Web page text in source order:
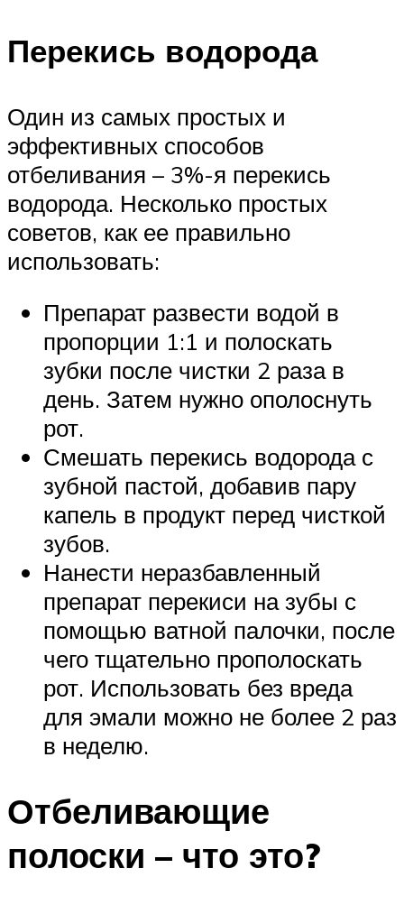
Перекись водорода
Один из самых простых и
эффективных способов
отбеливания – 3%-я перекись
водорода. Несколько простых
советов, как ее правильно
использовать:
Препарат развести водой в
пропорции 1:1 и полоскать
зубки после чистки 2 раза в
день. Затем нужно ополоснуть
рот.
Смешать перекись водорода с
зубной пастой, добавив пару
капель в продукт перед чисткой
зубов.
Нанести неразбавленный
препарат перекиси на зубы с
помощью ватной палочки, после
чего тщательно прополоскать
рот. Использовать без вреда
для эмали можно не более 2 раз
в неделю.
Отбеливающие
полоски – что это?